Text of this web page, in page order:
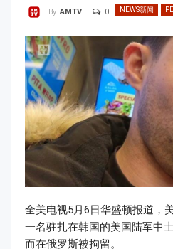
NEWS新闻
By AMTV 0
全美电视5月6日华盛顿报道，
一名驻扎在韩国的美国陆军中
而在俄罗斯被拘留。